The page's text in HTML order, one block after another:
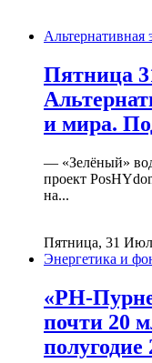
Альтернативная
Пятница
и мира.
— «Зелёный»
проект
на...
Пятница, 31
Энергетика и
«РН-
почти 20
полугодие